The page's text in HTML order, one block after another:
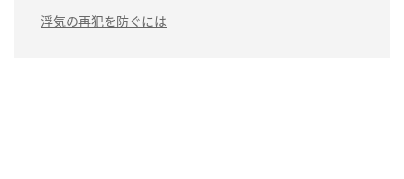
浮気の再犯を防ぐには